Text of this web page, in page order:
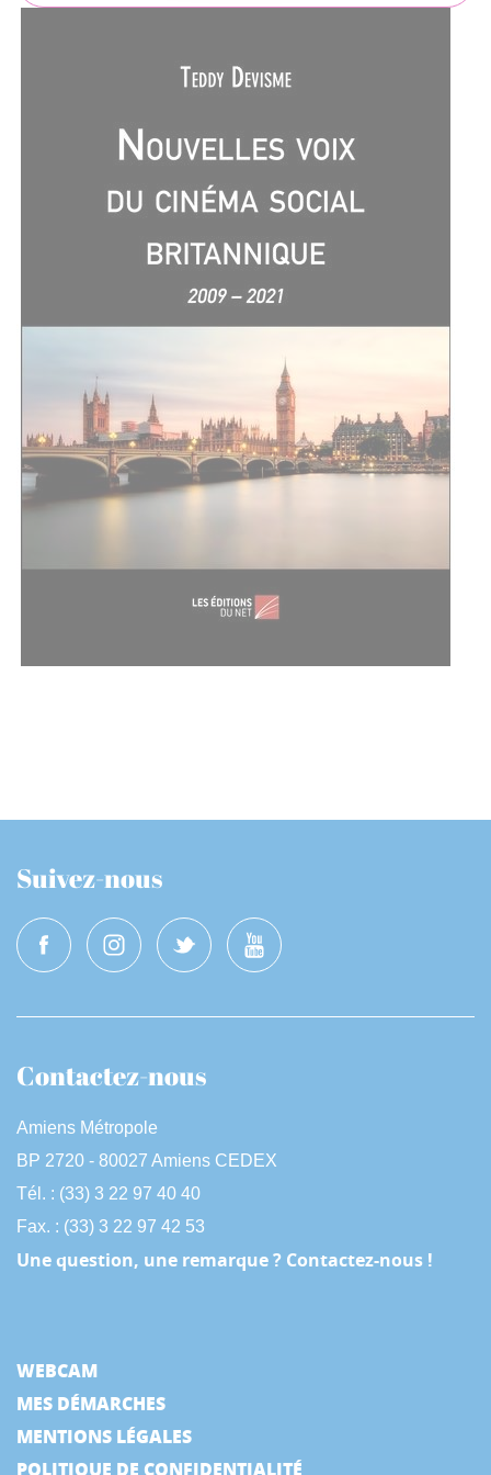
Suivez-nous
Contactez-nous
Amiens Métropole
BP 2720 - 80027 Amiens CEDEX
Tél. : (33) 3 22 97 40 40
Fax. : (33) 3 22 97 42 53
Une question, une remarque ? Contactez-nous !
WEBCAM
MES DÉMARCHES
MENTIONS LÉGALES
POLITIQUE DE CONFIDENTIALITÉ